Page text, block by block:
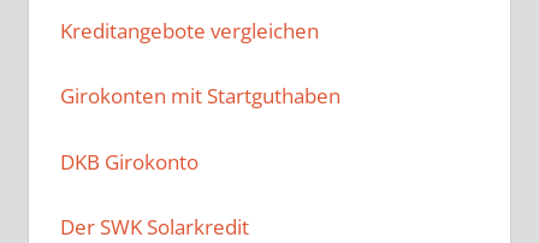
Kreditangebote vergleichen
Girokonten mit Startguthaben
DKB Girokonto
Der SWK Solarkredit